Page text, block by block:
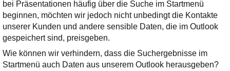
bei Präsentationen häufig über die Suche im Startmenü
beginnen, möchten wir jedoch nicht unbedingt die Kontakte
unserer Kunden und andere sensible Daten, die im Outlook
gespeichert sind, preisgeben.
Wie können wir verhindern, dass die Suchergebnisse im
Startmenü auch Daten aus unserem Outlook herausgeben?
GMail, Thunderbird
oder auch
KuNoMail, usw.
Ihre E-Mail
Adresse: